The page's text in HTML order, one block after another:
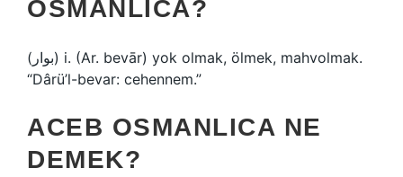
OSMANLICA?
(ﺑﻮﺍﺭ) i. (Ar. bevār) yok olmak, ölmek, mahvolmak.
“Dârü’l-bevar: cehennem.”
ACEB OSMANLICA NE
DEMEK?